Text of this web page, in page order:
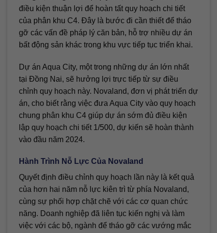
điều kiện thuận lợi để hoàn tất quy hoạch chi tiết
của phân khu C4. Đây là bước đi cần thiết để tháo
gỡ các vấn đề pháp lý căn bản, hỗ trợ nhiều dự án
bất động sản khác trong khu vực tiếp tục triển khai.
Dự án Aqua City, một trong những dự án lớn nhất
tại Đồng Nai, sẽ hưởng lợi trực tiếp từ sự điều
chỉnh quy hoạch này. Novaland, đơn vị phát triển dự
án, cho biết rằng việc đưa Aqua City vào quy hoạch
chung phân khu C4 giúp dự án sớm đủ điều kiện
lập quy hoạch chi tiết 1/500, dự kiến sẽ hoàn thành
vào đầu năm 2024.
Hành Trình Nỗ Lực Của Novaland
Quyết định điều chỉnh quy hoạch lần này là kết quả
của hơn hai năm nỗ lực kiên trì từ phía Novaland,
cùng sự phối hợp chặt chẽ với các cơ quan chức
năng. Doanh nghiệp đã liên tục kiến nghị và làm
việc với các bộ, ngành để tháo gỡ các vướng mắc